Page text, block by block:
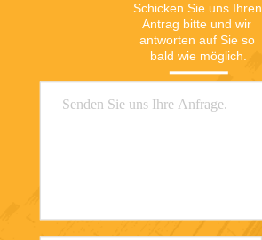
Schicken Sie uns Ihren
Antrag bitte und wir
antworten auf Sie so
bald wie möglich.